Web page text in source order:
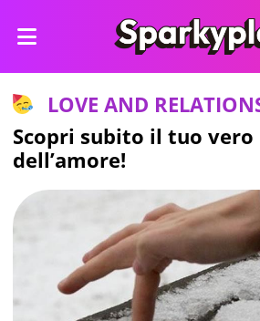
LOVE AND
Scopri subito il tuo vero
dell’amore!